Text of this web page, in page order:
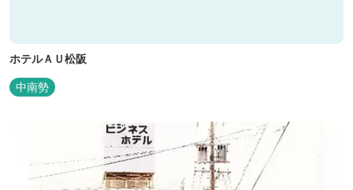
ホテルＡＵ松阪
中南勢